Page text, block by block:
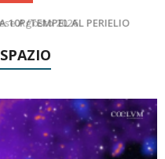
Agosto 2026